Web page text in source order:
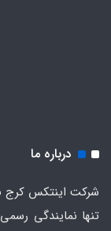
درباره ما
شرکت اینتکس کرج
تنها نمایندگی